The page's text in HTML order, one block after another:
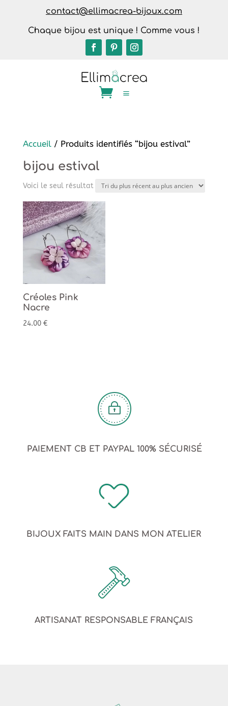
contact@ellimacrea-bijoux.com
Chaque bijou est unique ! Comme vous !
Accueil/ Produits identifiés “bijou estival”
bijou estival
Voici le seul résultat
Créoles Pink
Nacre
24.00 €
PAIEMENT CB ET PAYPAL 100% SÉCURISÉ
BIJOUX FAITS MAIN DANS MON ATELIER
ARTISANAT RESPONSABLE FRANÇAIS